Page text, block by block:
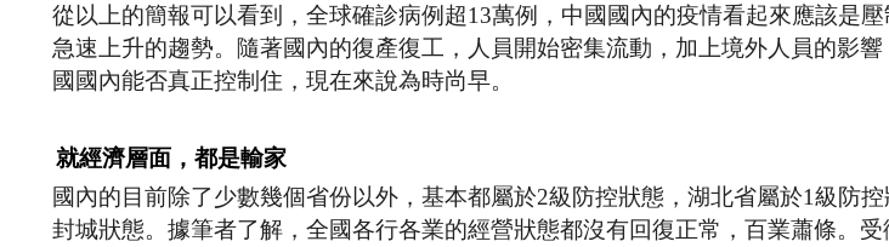
從以上的簡報可以看到，全球確診病例超13萬例，中國國內的疫情看起來應該是
急速上升的趨勢。隨著國內的復產復工，人員開始密集流動，加上境外人員的影
國國內能否真正控制住，現在來說為時尚早。
就經濟層面，都是輸家
國內的目前除了少數幾個省份以外，基本都屬於2級防控狀態，湖北省屬於1級防
封城狀態。據筆者了解，全國各行各業的經營狀態都沒有回復正常，百業蕭條。受